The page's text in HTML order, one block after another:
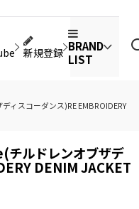
新規登録 BRAND
LIST
スコーダンス)RE EMBROIDERY
ルドレンオブザデ
DENIM JACKET